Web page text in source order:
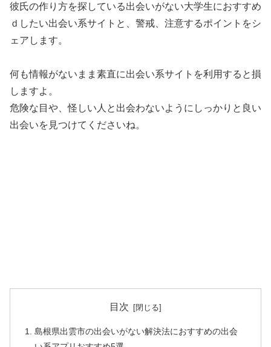
彼氏の作り方を探している出会いがない大学生におすすめ
ｄしたい出会い系サイトと、警戒、注意するポイントをシ
ェアします。
何も情報がないまま素直に出会い系サイトを利用すると損
しますよ。
危険な目や、怪しい人と出会わないようにしっかりと良い
出会いを見つけてくださいね。
目次
島根県出雲市の出会いがない解決法におすすめの出会